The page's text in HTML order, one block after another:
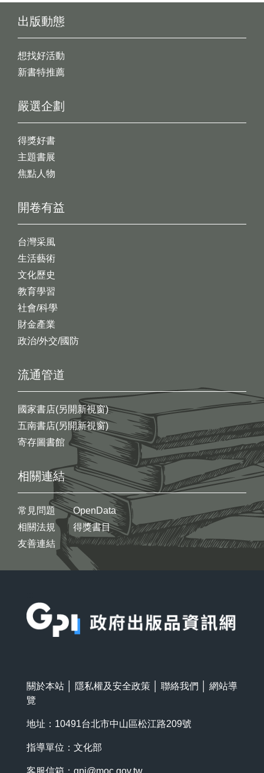
出版動態
想找好活動
新書特推薦
開卷有益
台灣采風
生活藝術
文化歷史
教育學習
社會/科學
財金產業
政治/外交/國防
嚴選企劃
得獎好書
主題書展
焦點人物
流通管道
國家書店(另開新視窗)
五南書店(另開新視窗)
寄存圖書館
相關連結
常見問題
相關法規
友善連結
OpenData
得獎書目
關於本站 隱私權及安全政策 聯絡我們
網站導
覽
地址：10491台北市中山區松江路209號
指導單位：文化部
客服信箱： gpi@moc.gov.tw